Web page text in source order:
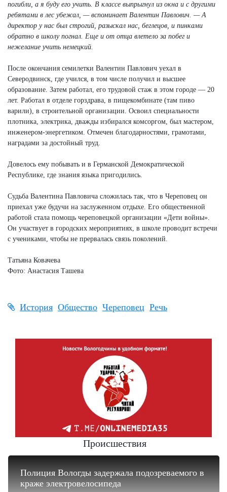
погибли, а я буду его учить. В классе выпрыгнул из окна и с другими
ребятами в лес убежал, — вспоминает Валентин Павлович. — А
директор у нас был строгий, разыскал нас, беглецов, и пинками
обратно в школу погнал. Еще и от отца влетело за побег и
нежелание учить немецкий.
После окончания семилетки Валентин Павлович уехал в
Северодвинск, где учился, в том числе получил и высшее
образование. Затем работал, его трудовой стаж в этом городе — 20
лет. Работал в отделе горздрава, в пищекомбинате (там пиво
варили), в строительной организации. Освоил специальности
плотника, электрика, дважды избирался комсоргом, был мастером,
инженером-энергетиком. Отмечен благодарностями, грамотами,
наградами за достойный труд.
Довелось ему побывать и в Германской Демократической
Республике, где знания языка пригодились.
Судьба Валентина Павловича сложилась так, что в Череповец он
приехал уже будучи на заслуженном отдыхе. Его общественной
работой стала помощь череповецкой организации «Дети войны».
Он участвует в городских мероприятиях, в школе проводит встречи
с учениками, чтобы не прервалась связь поколений.
Татьяна Ковачева
Фото: Анастасия Ташева
История Общество Череповец Речь
Происшествия
Полиция Вологды задержала подозреваемого в
краже электровелосипеда